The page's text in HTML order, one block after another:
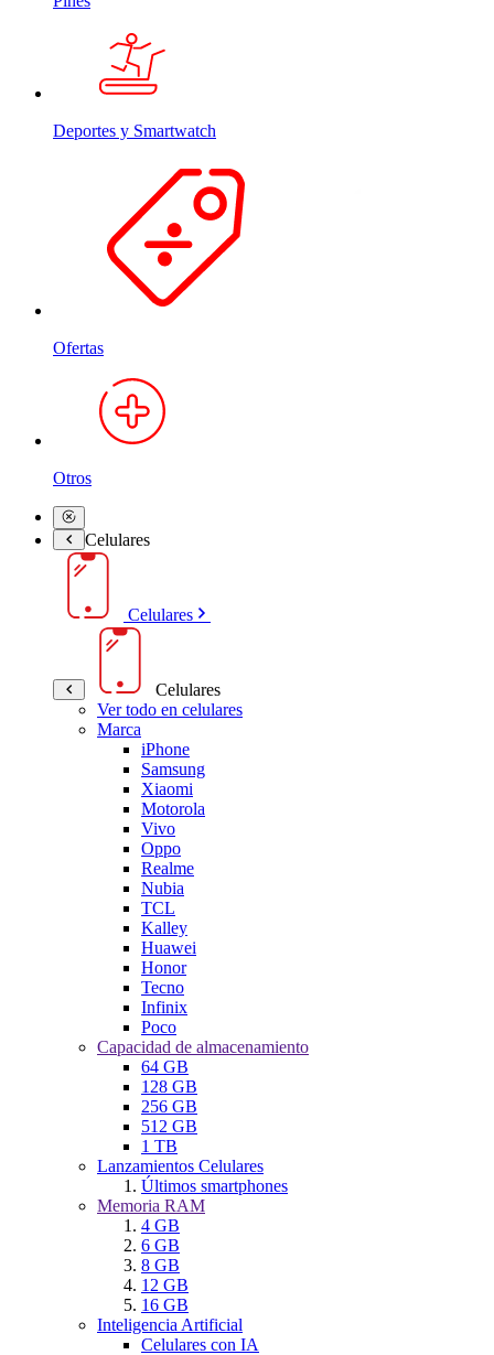
Deportes y Smartwatch
Ofertas
Otros
Celulares
Celulares
Celulares
Ver todo en celulares
Marca
iPhone
Samsung
Xiaomi
Motorola
Vivo
Oppo
Realme
Nubia
TCL
Kalley
Huawei
Honor
Tecno
Infinix
Poco
Capacidad de almacenamiento
64 GB
128 GB
256 GB
512 GB
1 TB
Lanzamientos Celulares
Últimos smartphones
Memoria RAM
4 GB
6 GB
8 GB
12 GB
16 GB
Inteligencia Artificial
Celulares con IA